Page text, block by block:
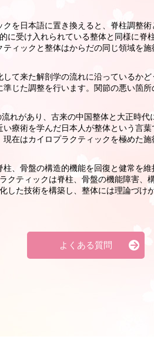
を日本語に置き換えると、脊柱調整術
に受け入れられている整体と同様に脊
ティックと整体はからだの同じ領域を施
て来た解剖学の流れに沿っているかど
じた調整を行います。関節の悪い箇所
れがあり、古来の中国整体と大正時代
療術を学んだ日本人が整体という言葉
在はカイロプラクティックを極めた
、骨盤の構造的機能を回復と健常を維
クティックは脊柱、骨盤の機能障害、
した技術を構築し、整体には理論づけ
よくある質問